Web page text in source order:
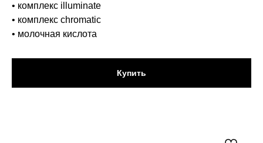
• комплекс illuminate
• комплекс chromatic
• молочная кислота
Купить